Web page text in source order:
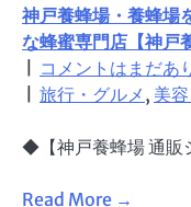
神戸養蜂場・養蜂場
な蜂蜜専門店【神戸
コメントはまだあ
旅行・グルメ , 美
◆【神戸養蜂場 通
Read More →